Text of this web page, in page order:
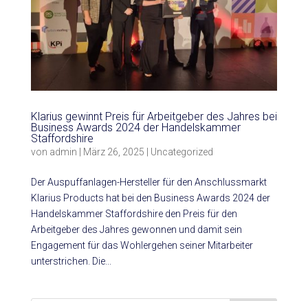
Klarius gewinnt Preis für Arbeitgeber des Jahres bei
Business Awards 2024 der Handelskammer
Staffordshire
von admin März 26, 2025 Uncategorized
Der Auspuffanlagen-Hersteller für den Anschlussmarkt
Klarius Products hat bei den Business Awards 2024 der
Handelskammer Staffordshire den Preis für den
Arbeitgeber des Jahres gewonnen und damit sein
Engagement für das Wohlergehen seiner Mitarbeiter
unterstrichen. Die...